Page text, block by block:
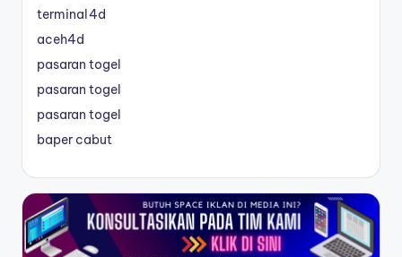
terminal4d
aceh4d
pasaran togel
pasaran togel
pasaran togel
baper cabut